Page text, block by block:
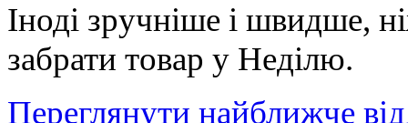
Іноді зручніше і швидше,
забрати товар у Неділю.
Переглянути найближче